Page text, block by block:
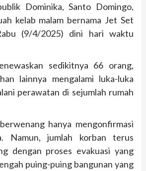
Dominika, Santo Domingo,
kelab malam bernama Jet Set
(9/4/2025) dini hari waktu
sedikitnya 66 orang,
lainnya mengalami luka-luka
perawatan di sejumlah rumah
hanya mengonfirmasi
Namun, jumlah korban terus
dengan proses evakuasi yang
puing-puing bangunan yang